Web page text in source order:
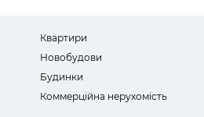
Квартири
Новобудови
Будинки
Коммерційна нерухомість